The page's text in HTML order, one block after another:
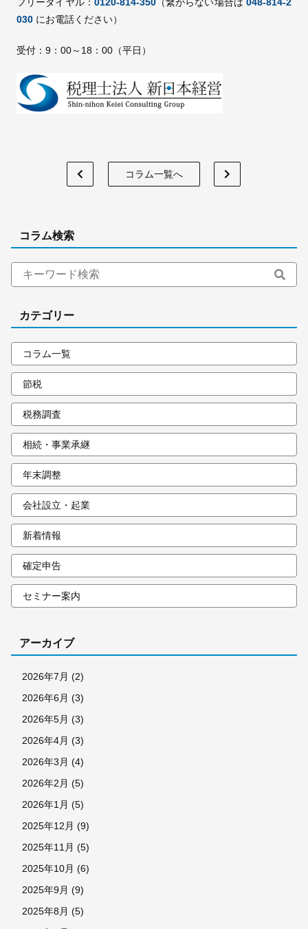
030 にお電話ください）
受付：9：00～18：00（平日）
コラム一覧へ
コラム検索
カテゴリー
コラム一覧
節税
税務調査
相続・事業承継
年末調整
会社設立・起業
新着情報
確定申告
セミナー案内
アーカイブ
2026年7月 (2)
2026年6月 (3)
2026年5月 (3)
2026年4月 (3)
2026年3月 (4)
2026年2月 (5)
2026年1月 (5)
2025年12月 (9)
2025年11月 (5)
2025年10月 (6)
2025年9月 (9)
2025年8月 (5)